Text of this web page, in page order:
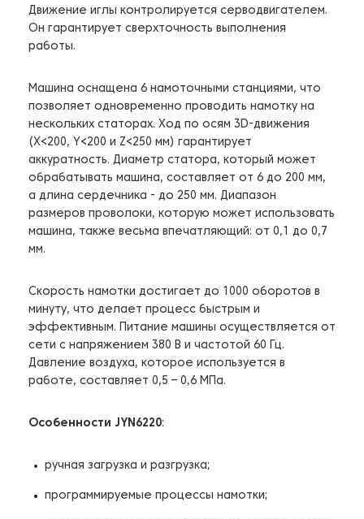
Движение иглы контролируется серводвигателем.
Он гарантирует сверхточность выполнения
работы.
Машина оснащена 6 намоточными станциями, что
позволяет одновременно проводить намотку на
нескольких статорах. Ход по осям 3D-движения
(X<200, Y<200 и Z<250 мм) гарантирует
аккуратность. Диаметр статора, который может
обрабатывать машина, составляет от 6 до 200 мм,
а длина сердечника - до 250 мм. Диапазон
размеров проволоки, которую может использовать
машина, также весьма впечатляющий: от 0,1 до 0,7
мм.
Скорость намотки достигает до 1000 оборотов в
минуту, что делает процесс быстрым и
эффективным. Питание машины осуществляется от
сети с напряжением 380 В и частотой 60 Гц.
Давление воздуха, которое используется в
работе, составляет 0,5 – 0,6 МПа.
Особенности JYN6220:
ручная загрузка и разгрузка;
программируемые процессы намотки;